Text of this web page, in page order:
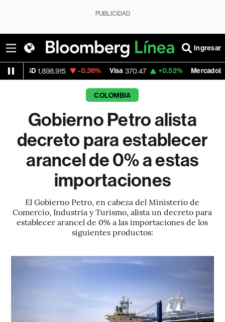
PUBLICIDAD
Ingresar
-0.36% Visa 370.47 +0.52% MercadoLibre 1,824.26
COLOMBIA
Gobierno Petro alista
decreto para establecer
arancel de 0% a estas
importaciones
El Gobierno Petro, en cabeza del Ministerio de
Comercio, Industria y Turismo, alista un decreto para
establecer arancel de 0% a las importaciones de los
siguientes productos: